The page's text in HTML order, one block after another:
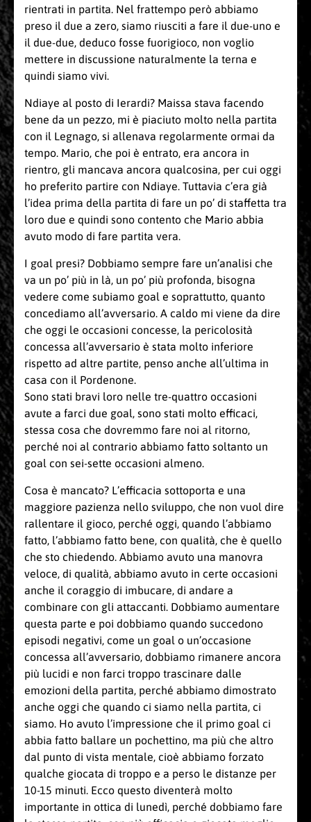
rientrati in partita. Nel frattempo però abbiamo
preso il due a zero, siamo riusciti a fare il due-uno e
il due-due, deduco fosse fuorigioco, non voglio
mettere in discussione naturalmente la terna e
quindi siamo vivi.
Ndiaye al posto di Ierardi? Maissa stava facendo
bene da un pezzo, mi è piaciuto molto nella partita
con il Legnago, si allenava regolarmente ormai da
tempo. Mario, che poi è entrato, era ancora in
rientro, gli mancava ancora qualcosina, per cui oggi
ho preferito partire con Ndiaye. Tuttavia c’era già
l’idea prima della partita di fare un po’ di staffetta tra
loro due e quindi sono contento che Mario abbia
avuto modo di fare partita vera.
I goal presi? Dobbiamo sempre fare un’analisi che
va un po’ più in là, un po’ più profonda, bisogna
vedere come subiamo goal e soprattutto, quanto
concediamo all’avversario. A caldo mi viene da dire
che oggi le occasioni concesse, la pericolosità
concessa all’avversario è stata molto inferiore
rispetto ad altre partite, penso anche all’ultima in
casa con il Pordenone.
Sono stati bravi loro nelle tre-quattro occasioni
avute a farci due goal, sono stati molto efficaci,
stessa cosa che dovremmo fare noi al ritorno,
perché noi al contrario abbiamo fatto soltanto un
goal con sei-sette occasioni almeno.
Cosa è mancato? L’efficacia sottoporta e una
maggiore pazienza nello sviluppo, che non vuol dire
rallentare il gioco, perché oggi, quando l’abbiamo
fatto, l’abbiamo fatto bene, con qualità, che è quello
che sto chiedendo. Abbiamo avuto una manovra
veloce, di qualità, abbiamo avuto in certe occasioni
anche il coraggio di imbucare, di andare a
combinare con gli attaccanti. Dobbiamo aumentare
questa parte e poi dobbiamo quando succedono
episodi negativi, come un goal o un’occasione
concessa all’avversario, dobbiamo rimanere ancora
più lucidi e non farci troppo trascinare dalle
emozioni della partita, perché abbiamo dimostrato
anche oggi che quando ci siamo nella partita, ci
siamo. Ho avuto l’impressione che il primo goal ci
abbia fatto ballare un pochettino, ma più che altro
dal punto di vista mentale, cioè abbiamo forzato
qualche giocata di troppo e a perso le distanze per
10-15 minuti. Ecco questo diventerà molto
importante in ottica di lunedì, perché dobbiamo fare